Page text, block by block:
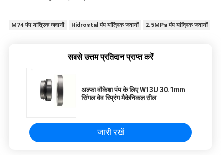
M74 पंप यांत्रिक जवानों Hidrostal पंप यांत्रिक जवानों 2.5MPa पंप यांत्रिक जवानों
सबसे उत्तम प्रतिदान प्राप्त करें
अल्फा वौकेशा पंप के लिए W13U 30.1mm
सिंगल वेव स्प्रिंग मैकेनिकल सील
जारी रखें